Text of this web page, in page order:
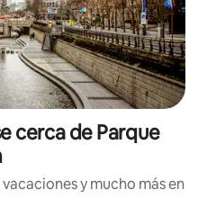
cerca de Parque
y mucho más en